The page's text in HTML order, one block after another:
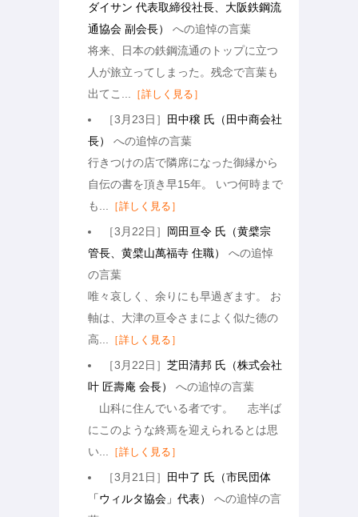
ダイサン 代表取締役社長、大阪鉄鋼流
通協会 副会長）
への追悼の言葉
将来、日本の鉄鋼流通のトップに立つ
人が旅立ってしまった。残念で言葉も
出てこ...
［詳しく見る］
［3月23日］
田中穣 氏（田中商会社
長）
への追悼の言葉
行きつけの店で隣席になった御縁から
自伝の書を頂き早15年。 いつ何時まで
も...
［詳しく見る］
［3月22日］ 岡田亘令 氏（黄檗宗
管長、黄檗山萬福寺 住職）
への追悼
の言葉
唯々哀しく、余りにも早過ぎます。 お
軸は、大津の亘令さまによく似た徳の
高...
［詳しく見る］
［3月22日］芝田清邦 氏（株式会社
叶 匠壽庵 会長）
への追悼の言葉
山科に住んでいる者です。 志半ば
にこのような終焉を迎えられるとは思
い...
［詳しく見る］
［3月21日］
田中了 氏（市民団体
「ウィルタ協会」代表）
への追悼の言